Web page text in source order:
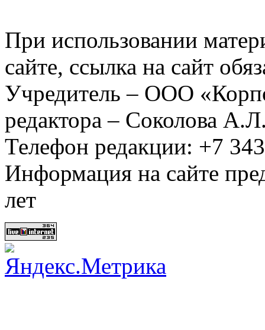
При использовании
сайте, ссылка на сайт
Учредитель – ООО
редактора – Соколова
Телефон редакции: +7
Информация на сайте
лет